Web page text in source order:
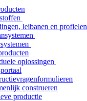
leibanen en profielen
oplossingen
construeren
productie